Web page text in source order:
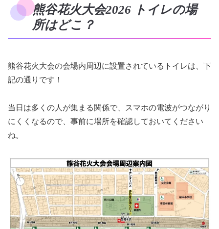
熊谷花火大会2026 トイレの場
所はどこ？
熊谷花火大会の会場内周辺に設置されているトイレは、下
記の通りです！
当日は多くの人が集まる関係で、スマホの電波がつながり
にくくなるので、事前に場所を確認しておいてください
ね。